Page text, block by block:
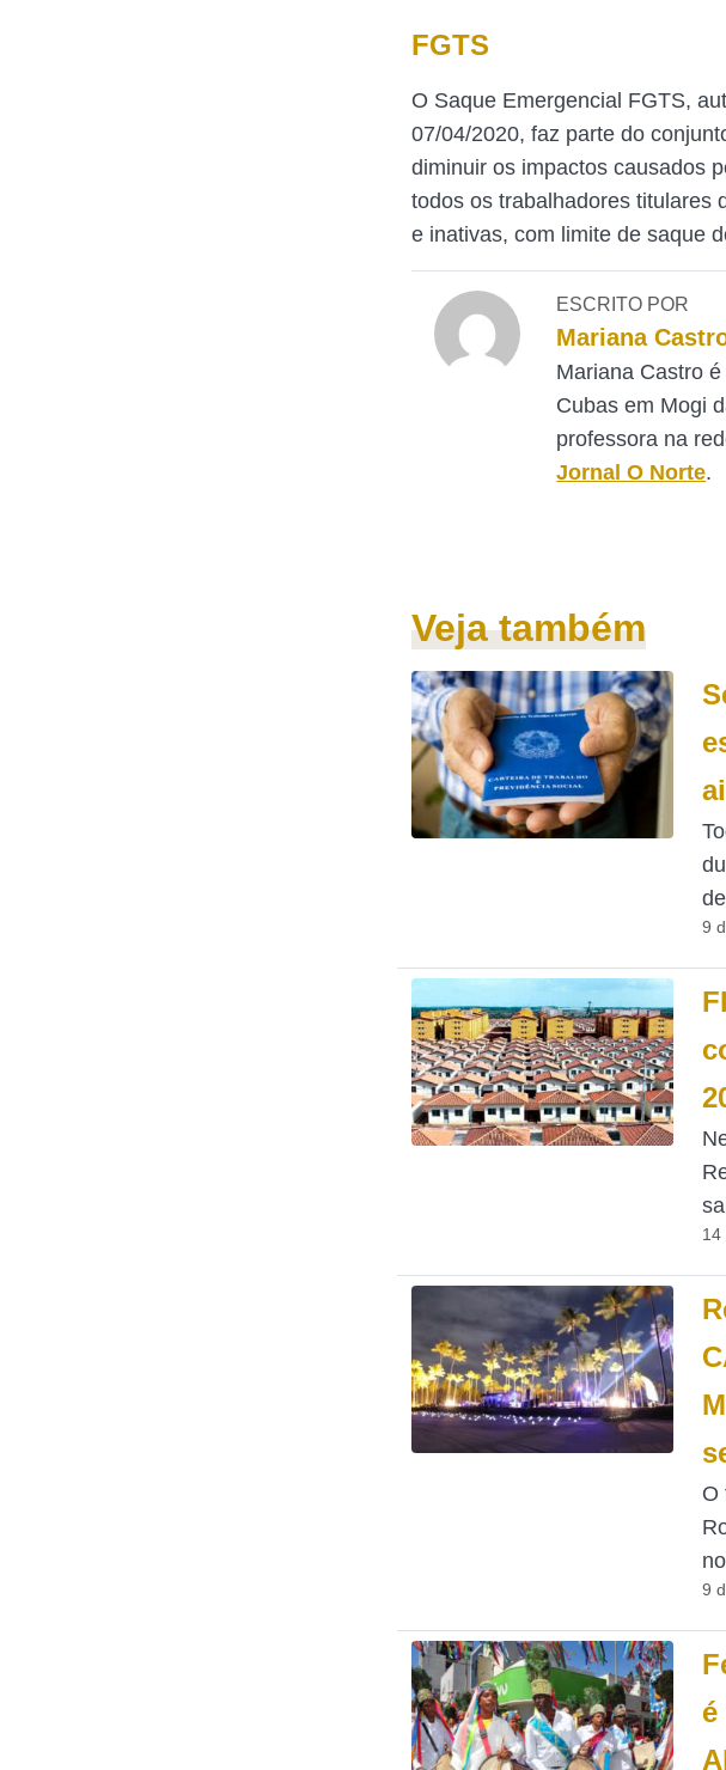
FGTS
O Saque Emergencial FGTS,
07/04/2020, faz parte do
diminuir os impactos causados
todos os trabalhadores titulares
e inativas, com limite de saque
ESCRITO POR
Mariana
Mariana Castro
Cubas em Mogi
professora na
Jornal O Norte.
Veja também
9
14
O
9
é